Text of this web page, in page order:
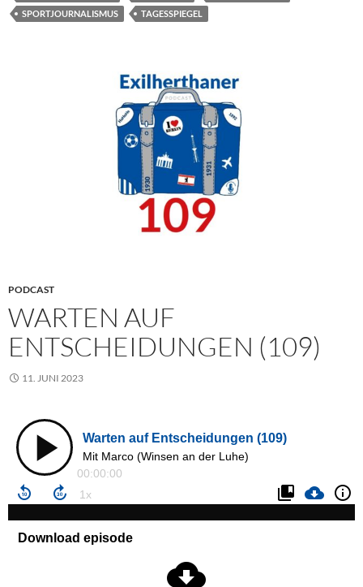
SPORTJOURNALISMUS
TAGESSPIEGEL
PODCAST
WARTEN AUF
ENTSCHEIDUNGEN (109)
11. JUNI 2023